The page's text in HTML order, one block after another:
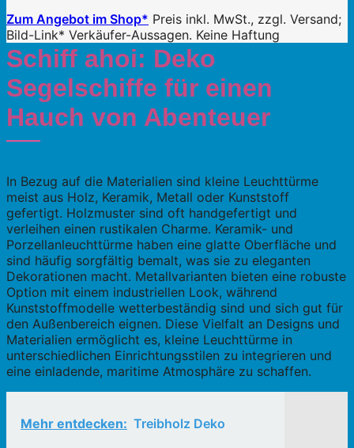
Zum Angebot im Shop* Preis inkl. MwSt., zzgl. Versand;
Bild-Link* Verkäufer-Aussagen. Keine Haftung
Schiff ahoi: Deko
Segelschiffe für einen
Hauch von Abenteuer
In Bezug auf die Materialien sind kleine Leuchttürme
meist aus Holz, Keramik, Metall oder Kunststoff
gefertigt. Holzmuster sind oft handgefertigt und
verleihen einen rustikalen Charme. Keramik- und
Porzellanleuchttürme haben eine glatte Oberfläche und
sind häufig sorgfältig bemalt, was sie zu eleganten
Dekorationen macht. Metallvarianten bieten eine robuste
Option mit einem industriellen Look, während
Kunststoffmodelle wetterbeständig sind und sich gut für
den Außenbereich eignen. Diese Vielfalt an Designs und
Materialien ermöglicht es, kleine Leuchttürme in
unterschiedlichen Einrichtungsstilen zu integrieren und
eine einladende, maritime Atmosphäre zu schaffen.
Mehr entdecken: Treibholz Deko